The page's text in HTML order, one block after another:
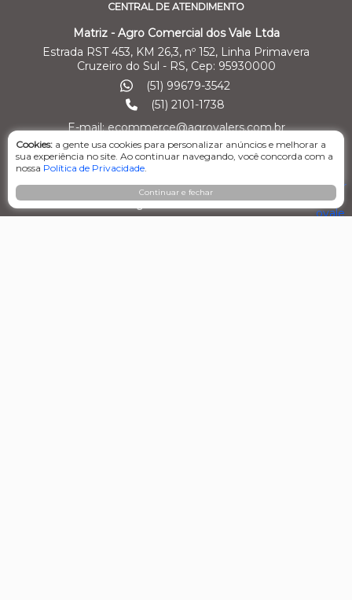
CENTRAL DE ATENDIMENTO
Matriz - Agro Comercial dos Vale Ltda
Estrada RST 453, KM 26,3, nº 152, Linha Primavera
Cruzeiro do Sul - RS, Cep: 95930000
(51) 99679-3542
(51) 2101-1738
E-mail: ecommerce@agrovalers.com.br
ENDEREÇOS DE FILIAIS
Filial 01 - Agro Comercial dos Vale Ltda
Cookies: a gente usa cookies para personalizar anúncios e melhorar a
sua experiência no site. Ao continuar navegando, você concorda com a
nossa Política de Privacidade.
Continuar e fechar